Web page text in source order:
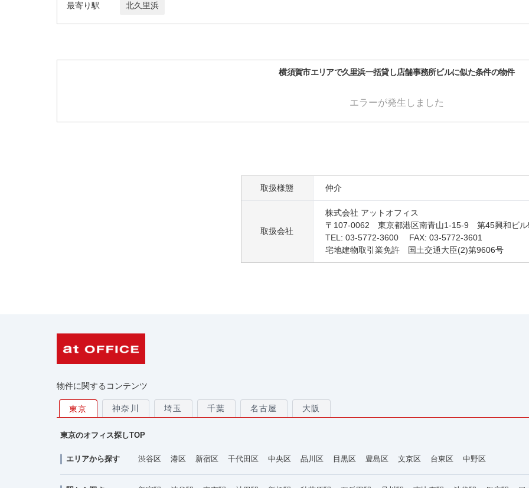
最寄り駅 北久里浜
横須賀市エリアで久里浜一括貸し店舗事務所ビルに似た条件の物件
エラーが発生しました
取扱様態 仲介
取扱会社
株式会社 アットオフィス
〒107-0062 東京都港区南青山1-15-9 第45興和ビル
TEL: 03-5772-3600 FAX: 03-5772-3601
宅地建物取引業免許 国土交通大臣(2)第9606号
物件に関するコンテンツ
東京 神奈川 埼玉 千葉 名古屋 大阪
東京のオフィス探しTOP
エリアから探す 渋谷区 港区 新宿区 千代田区 中央区 品川区 目黒区 豊島区 文京区 台東区 中野区